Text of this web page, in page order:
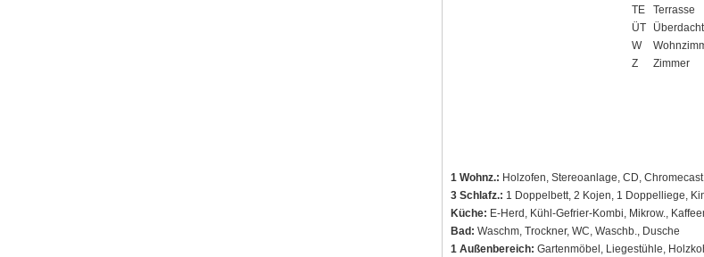
TE
Terrasse
ÜT
W
Z
Zimmer
1 Wohnz.: Holzofen, Stereoanlage, CD,
3 Schlafz.: 1 Doppelbett, 2 Kojen, 1 Doppelliege,
Küche: E-Herd, Kühl-Gefrier-Kombi, Mikrow.,
Bad: Waschm, Trockner, WC, Waschb., Dusche
1 Außenbereich: Gartenmöbel, Liegestühle,